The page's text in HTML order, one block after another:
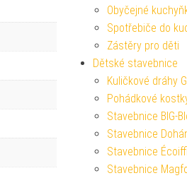
Obyčejné
Spotřebiče do
Zástěry pro děti
Dětské stavebnice
Kuličkové dráhy
Pohádkové
Stavebnice BIG-
Stavebnice
Stavebnice
Stavebnice